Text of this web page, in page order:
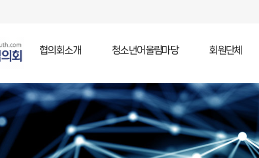
협의회소개
인사말
설립목적
주요연혁
조직임원
오시는길
청소년어울림마당
청소년어울림마당 소개
청소년어울림마당 일정
청소년어울림마당 참가
회원단체